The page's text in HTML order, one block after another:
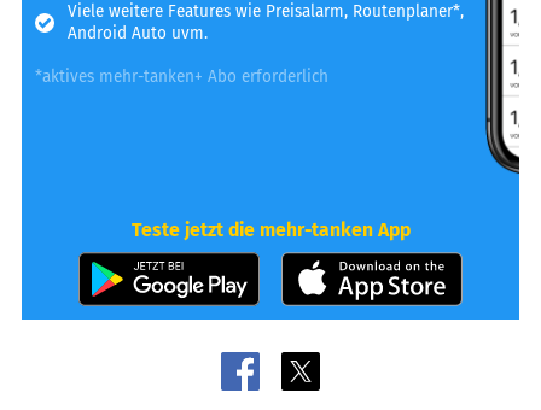
Viele weitere Features wie Preisalarm, Routenplaner*,
Android Auto uvm.
*aktives mehr-tanken+ Abo erforderlich
Teste jetzt die mehr-tanken App